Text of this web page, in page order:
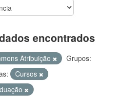
encontrados
Atribuição
Grupos:
Cursos